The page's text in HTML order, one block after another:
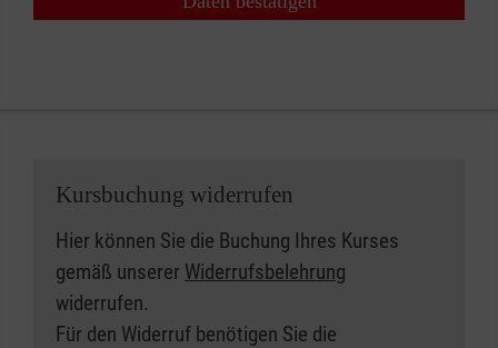
Kursbuchung widerrufen
Hier können Sie die Buchung Ihres Kurses
gemäß unserer Widerrufsbelehrung
widerrufen.
Für den Widerruf benötigen Sie die